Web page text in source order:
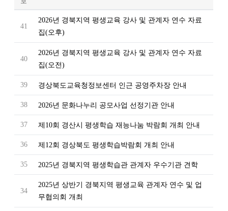
41
2026년 경북지역 평생교육 강사 및 관계자 연수 자료
집(오후)
40
2026년 경북지역 평생교육 강사 및 관계자 연수 자료
집(오전)
39 경상북도교육청정보센터 인근 공영주차장 안내
38 2026년 문화나누리 공모사업 선정기관 안내
37 제10회 경산시 평생학습 재능나눔 박람회 개최 안내
36 제12회 경상북도 평생학습박람회 개최 안내
35 2025년 경북지역 평생학습관 관계자 우수기관 견학
34
2025년 상반기 경북지역 평생교육 관계자 연수 및 업
무협의회 개최